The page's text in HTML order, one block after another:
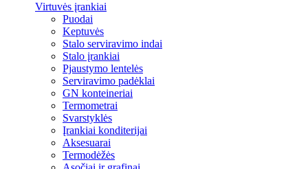
Virtuvės įrankiai
Puodai
Keptuvės
Stalo serviravimo indai
Stalo įrankiai
Pjaustymo lentelės
Serviravimo padėklai
GN konteineriai
Termometrai
Svarstyklės
Įrankiai konditerijai
Aksesuarai
Termodėžės